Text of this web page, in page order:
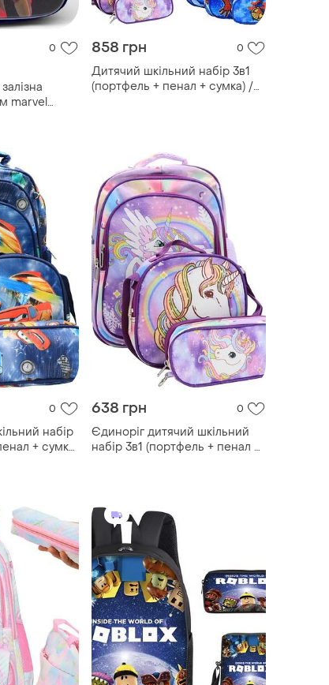
0
marvel
858 грн 0
Дитячий шкільний набір 3в1
(портфель + пенал + сумка) /
0
набір
+ сумка)
638 грн 0
Єдиноріг дитячий шкільний
набір 3в1 (портфель + пенал +